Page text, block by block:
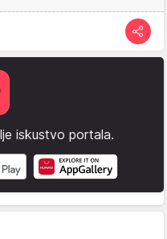
iskustvo portala.